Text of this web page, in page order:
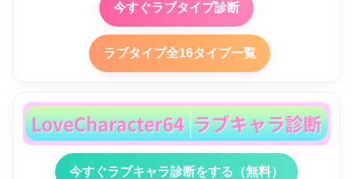
今すぐラブタイプ診断
ラブタイプ全16タイプ一覧
今すぐラブキャラ診断をする（無料）